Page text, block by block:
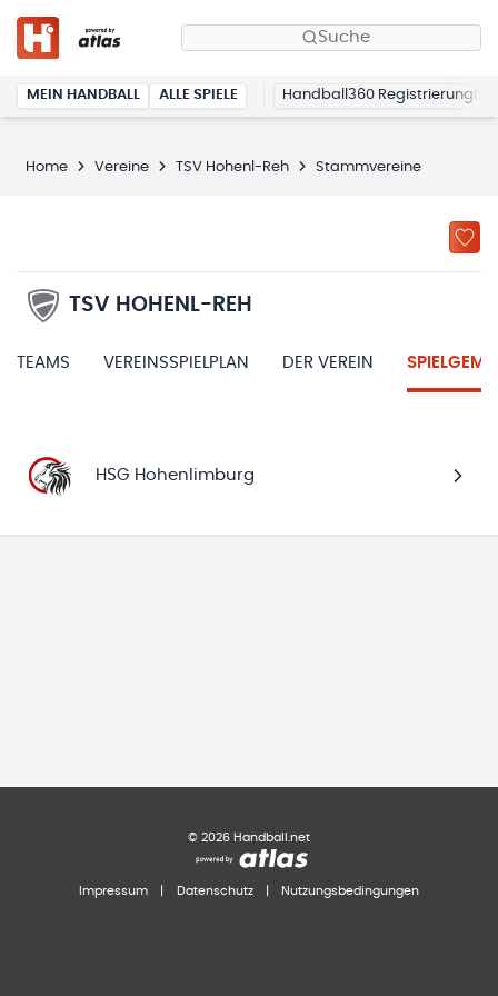
Suche
MEIN HANDBALL ALLE SPIELE Handball360 Registrierung
Home Vereine TSV Hohenl-Reh Stammvereine
TSV HOHENL-REH
TEAMS VEREINSSPIELPLAN DER VEREIN
HSG Hohenlimburg
© 2026 Handball.net
Impressum Datenschutz Nutzungsbedingungen